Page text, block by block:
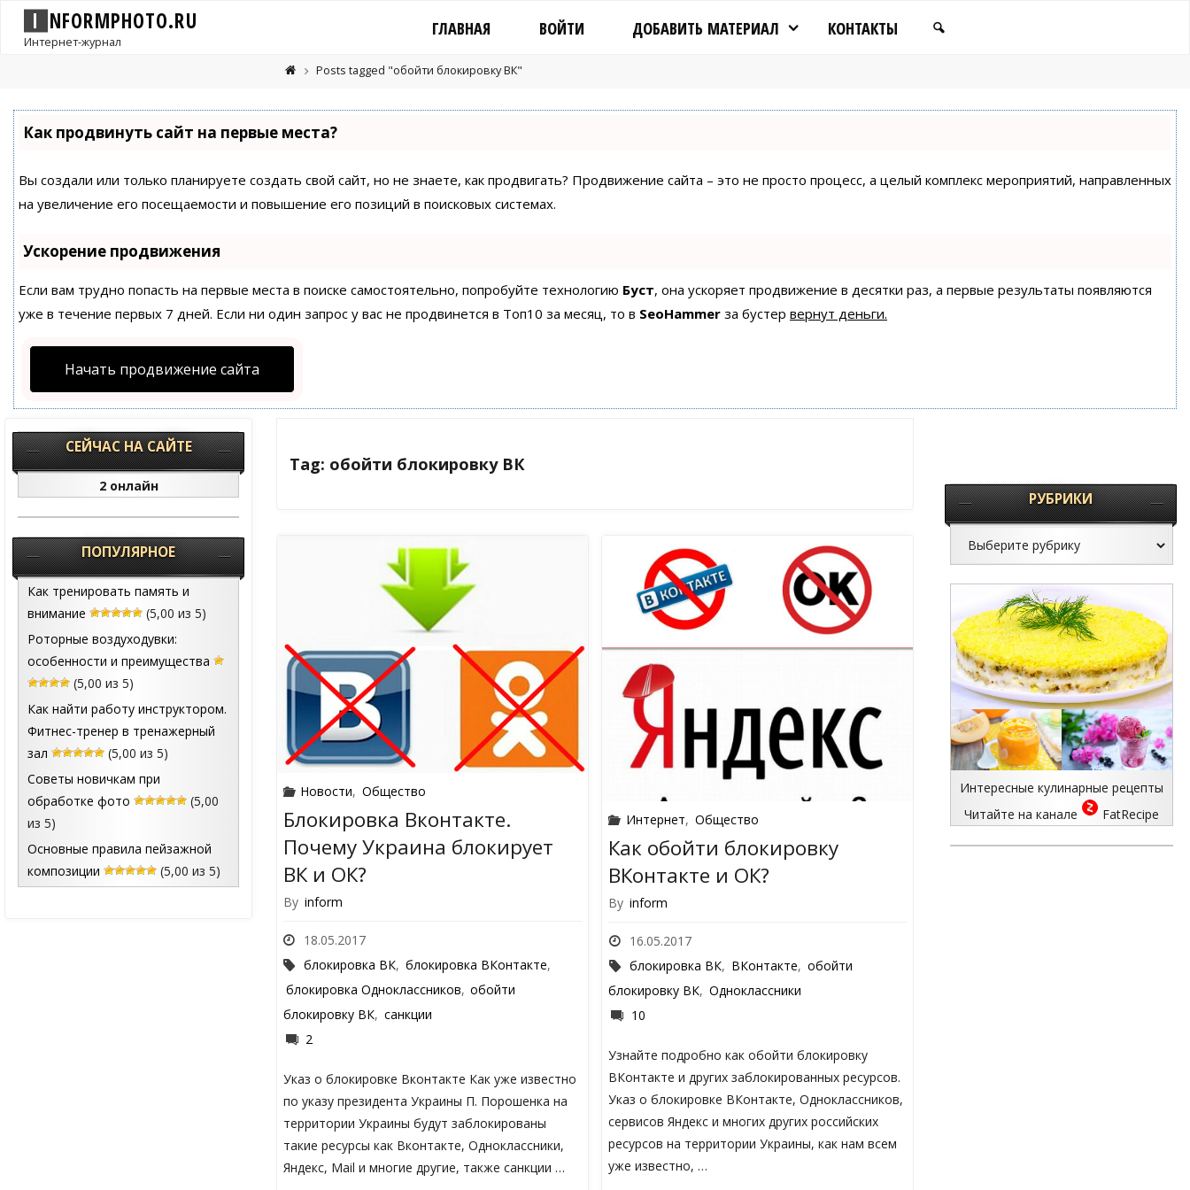
I NFORMPHOTO.RU
Интернет-журнал
ГЛАВНАЯ ВОЙТИ ДОБАВИТЬ МАТЕРИАЛ КОНТАКТЫ
Posts tagged "обойти блокировку ВК"
Как продвинуть сайт на первые места?
Вы создали или только планируете создать свой сайт, но не знаете, как продвигать? Продвижение сайта – это не просто процесс, а целый комплекс мероприятий, направленных
на увеличение его посещаемости и повышение его позиций в поисковых системах.
Ускорение продвижения
Если вам трудно попасть на первые места в поиске самостоятельно, попробуйте технологию Буст, она ускоряет продвижение в десятки раз, а первые результаты появляются
уже в течение первых 7 дней. Если ни один запрос у вас не продвинется в Топ10 за месяц, то в SeoHammer за бустер вернут деньги.
Начать продвижение сайта
Tag: обойти блокировку ВК
Новости, Общество
Блокировка Вконтакте.
Почему Украина блокирует
ВК и ОК?
By inform
18.05.2017
блокировка ВК, блокировка ВКонтакте,
блокировка Одноклассников, обойти
блокировку ВК, санкции
2
Указ о блокировке Вконтакте Как уже известно
по указу президента Украины П. Порошенка на
территории Украины будут заблокированы
такие ресурсы как Вконтакте, Одноклассники,
Яндекс, Mail и многие другие, также санкции …
Интернет, Общество
Как обойти блокировку
ВКонтакте и ОК?
By inform
16.05.2017
блокировка ВК, ВКонтакте, обойти
блокировку ВК, Одноклассники
10
Узнайте подробно как обойти блокировку
ВКонтакте и других заблокированных ресурсов.
Указ о блокировке ВКонтакте, Одноклассников,
сервисов Яндекс и многих других российских
ресурсов на территории Украины, как нам всем
уже известно, …
СЕЙЧАС НА САЙТЕ
2 онлайн
ПОПУЛЯРНОЕ
Как тренировать память и
внимание
(5,00 из 5)
Роторные воздуходувки:
особенности и преимущества
(5,00 из 5)
Как найти работу инструктором.
Фитнес-тренер в тренажерный
зал
(5,00 из 5)
Советы новичкам при
обработке фото
(5,00
из 5)
Основные правила пейзажной
композиции
(5,00 из 5)
РУБРИКИ
Интересные кулинарные рецепты
Читайте на канале
FatRecipe